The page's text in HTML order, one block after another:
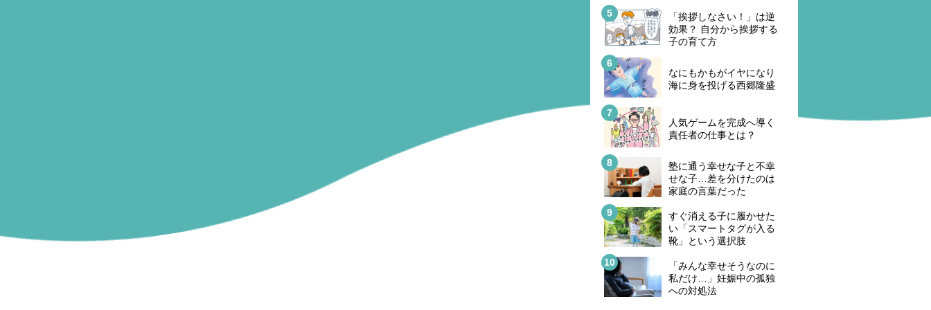
「挨拶しなさい！」は逆
効果？ 自分から挨拶する
子の育て方
なにもかもがイヤになり
海に身を投げる西郷隆盛
人気ゲームを完成へ導く
責任者の仕事とは？
塾に通う幸せな子と不幸
せな子…差を分けたのは
家庭の言葉だった
すぐ消える子に履かせた
い「スマートタグが入る
靴」という選択肢
「みんな幸せそうなのに
私だけ…」妊娠中の孤独
への対処法